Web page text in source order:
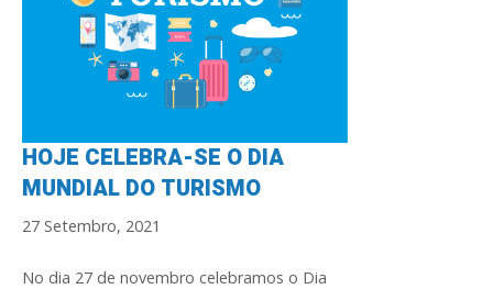
HOJE CELEBRA-SE O DIA
MUNDIAL DO TURISMO
27 Setembro, 2021
No dia 27 de novembro celebramos o Dia